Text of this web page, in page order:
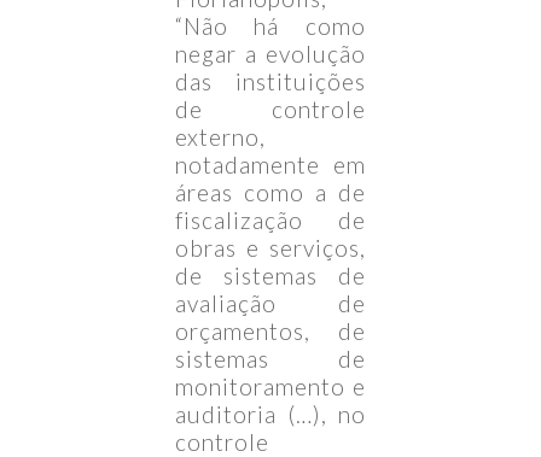
“Não há como
negar a evolução
das instituições
de controle
externo,
notadamente em
áreas como a de
fiscalização de
obras e serviços,
de sistemas de
avaliação de
orçamentos, de
sistemas de
monitoramento e
auditoria (…), no
controle